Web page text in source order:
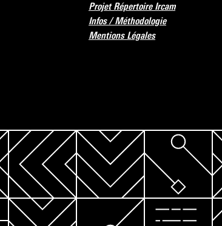
Projet Répertoire Ircam
Infos / Méthodologie
Mentions Légales